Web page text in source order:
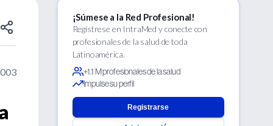
¡Súmese a la Red Profesional!
Regístrese en IntraMed y conecte con
profesionales de la salud de toda
Latinoamérica.
+1.1 M profesionales de la salud
Impulse su perfil
Registrarse